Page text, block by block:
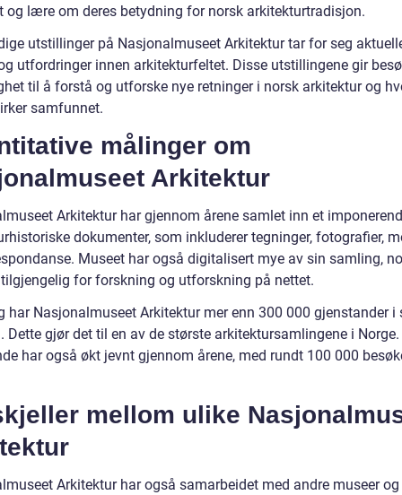
og lære om deres betydning for norsk arkitekturtradisjon.
utstillinger på Nasjonalmuseet Arkitektur tar for seg
utfordringer innen arkitekturfeltet. Disse utstillingene gir
til å forstå og utforske nye retninger i norsk arkitektur og
samfunnet.
målinger om
Arkitektur
Arkitektur har gjennom årene samlet inn et
dokumenter, som inkluderer tegninger, fotografier,
Museet har også digitalisert mye av sin samling,
for forskning og utforskning på nettet.
har Nasjonalmuseet Arkitektur mer enn 300 000 gjenstander i
Dette gjør det til en av de største arkitektursamlingene i
har også økt jevnt gjennom årene, med rundt 100 000
mellom ulike
Arkitektur har også samarbeidet med andre museer og